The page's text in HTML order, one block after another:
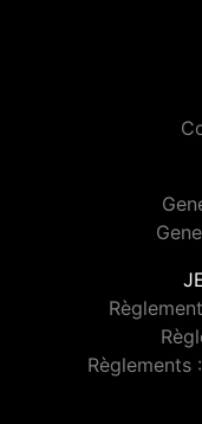
Règlements